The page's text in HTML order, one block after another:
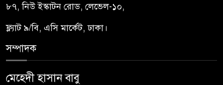
৮৭, নিউ ইস্কাটন রোড, লেভেল-১০,
ফ্ল্যাট ৯/বি, এসি মার্কেট, ঢাকা।
সম্পাদক
মেহেদী হাসান বাবু